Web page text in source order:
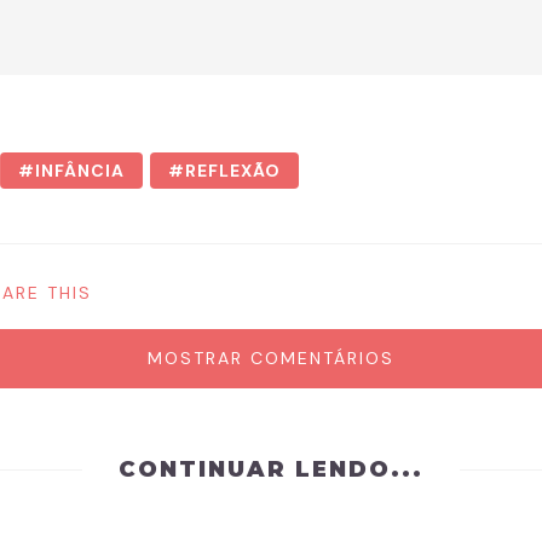
INFÂNCIA REFLEXÃO
THIS
MOSTRAR COMENTÁRIOS
CONTINUAR LENDO...